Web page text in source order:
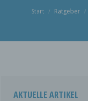
Sie befinden
Start Ratgeber
AKTUELLE ARTIKEL